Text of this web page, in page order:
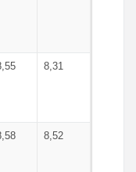
8,31
8,52